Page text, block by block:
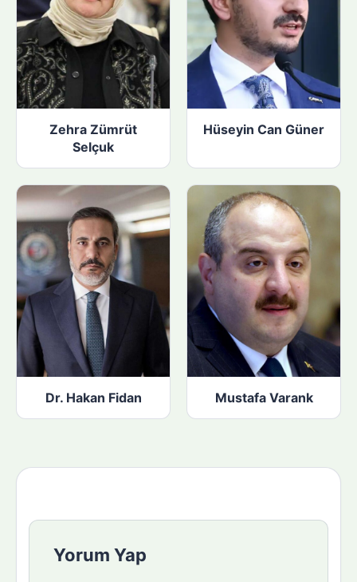
Zehra Zümrüt
Selçuk
Hüseyin Can Güner
Dr. Hakan Fidan Mustafa Varank
Yorum Yap